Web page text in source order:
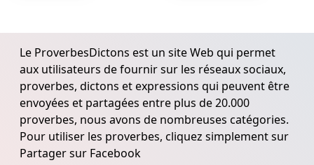
Le ProverbesDictons est un site Web qui permet
aux utilisateurs de fournir sur les réseaux sociaux,
proverbes, dictons et expressions qui peuvent être
envoyées et partagées entre plus de 20.000
proverbes, nous avons de nombreuses catégories.
Pour utiliser les proverbes, cliquez simplement sur
Partager sur Facebook